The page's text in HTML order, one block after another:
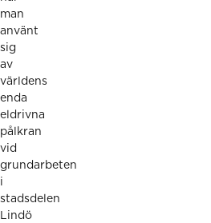
man
använt
sig
av
världens
enda
eldrivna
pålkran
vid
grundarbeten
i
stadsdelen
Lindö